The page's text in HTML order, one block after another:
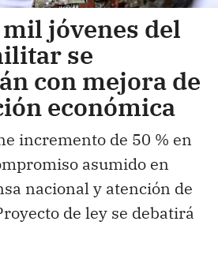
mil jóvenes del
se
con mejora de
económica
incremento de 50 % en
asumido en
nacional y atención de
de ley se debatirá